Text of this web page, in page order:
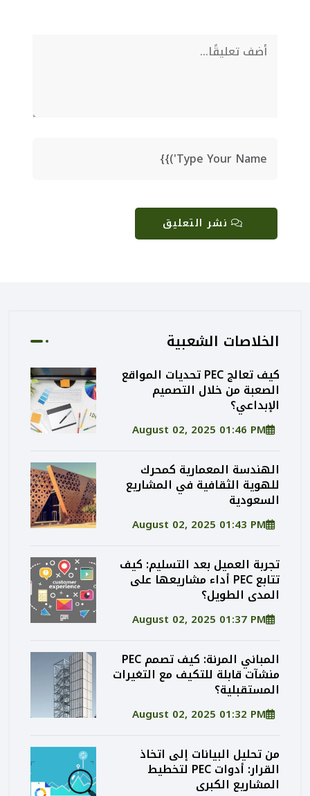
نشر التعليق
الخلاصات الشعبية
كيف تعالج PEC تحديات المواقع
الصعبة من خلال التصميم
الإبداعي؟
August 02, 2025 01:46 PM
الهندسة المعمارية كمحرك
للهوية الثقافية في المشاريع
السعودية
August 02, 2025 01:43 PM
تجربة العميل بعد التسليم: كيف
تتابع PEC أداء مشاريعها على
المدى الطويل؟
August 02, 2025 01:37 PM
المباني المرنة: كيف تصمم PEC
منشآت قابلة للتكيف مع التغيرات
المستقبلية؟
August 02, 2025 01:32 PM
من تحليل البيانات إلى اتخاذ
القرار: أدوات PEC لتخطيط
المشاريع الكبرى